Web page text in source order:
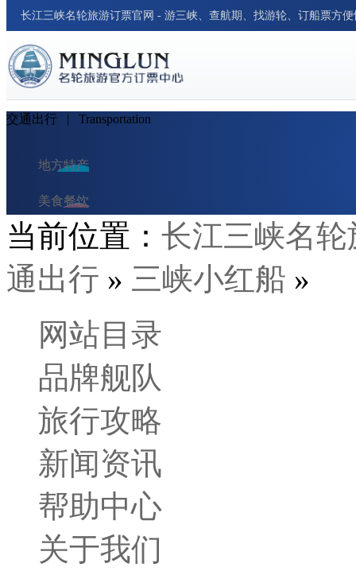
长江三峡名轮旅游订票官网 - 游三峡、查航期、找游轮、订船票方
交通出行 | Transportation
地方特产
美食餐饮
民俗风情
交通出行
旅行笔记
旅行小贴士
胜景名城
行程攻略
当前位置： 长江三峡名
通出行 » 三峡小红船 »
网站目录
品牌舰队
旅行攻略
新闻资讯
帮助中心
关于我们